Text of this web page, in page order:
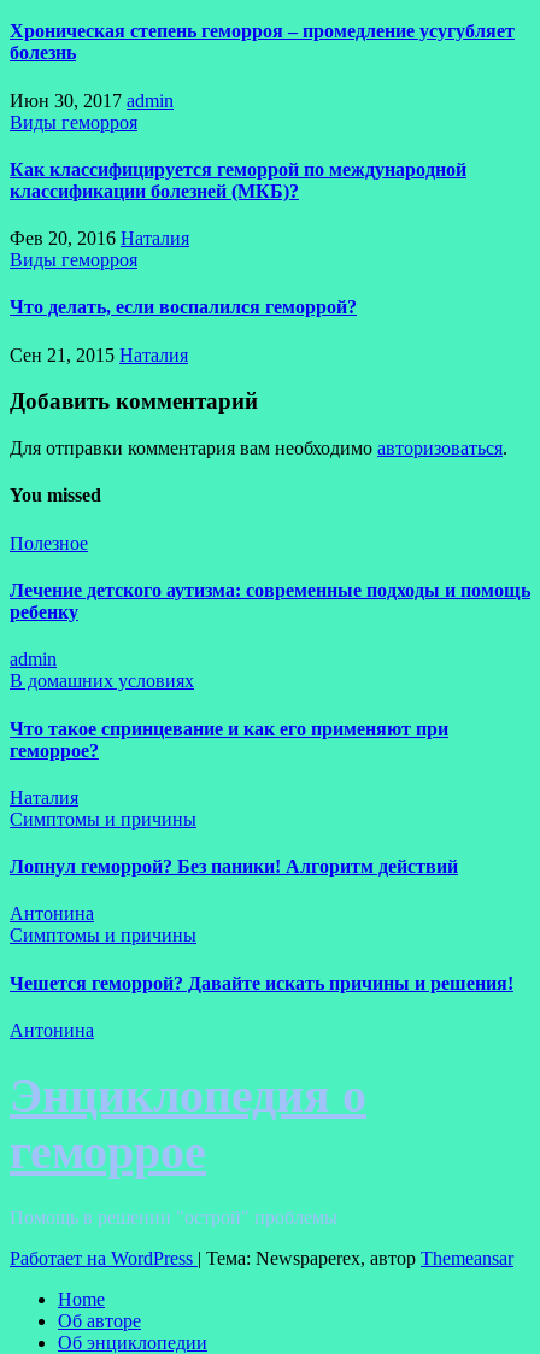
Хроническая степень геморроя – промедление усугубляет
болезнь
Июн 30, 2017 admin
Виды геморроя
Как классифицируется геморрой по международной
классификации болезней (МКБ)?
Фев 20, 2016 Наталия
Виды геморроя
Что делать, если воспалился геморрой?
Сен 21, 2015 Наталия
Добавить комментарий
Для отправки комментария вам необходимо авторизоваться.
You missed
Полезное
Лечение детского аутизма: современные подходы и помощь
ребенку
admin
В домашних условиях
Что такое спринцевание и как его применяют при
геморрое?
Наталия
Симптомы и причины
Лопнул геморрой? Без паники! Алгоритм действий
Антонина
Симптомы и причины
Чешется геморрой? Давайте искать причины и решения!
Антонина
Энциклопедия о
геморрое
Помощь в решении "острой" проблемы
Работает на WordPress | Тема: Newspaperex, автор Themeansar
Home
Об авторе
Об энциклопедии